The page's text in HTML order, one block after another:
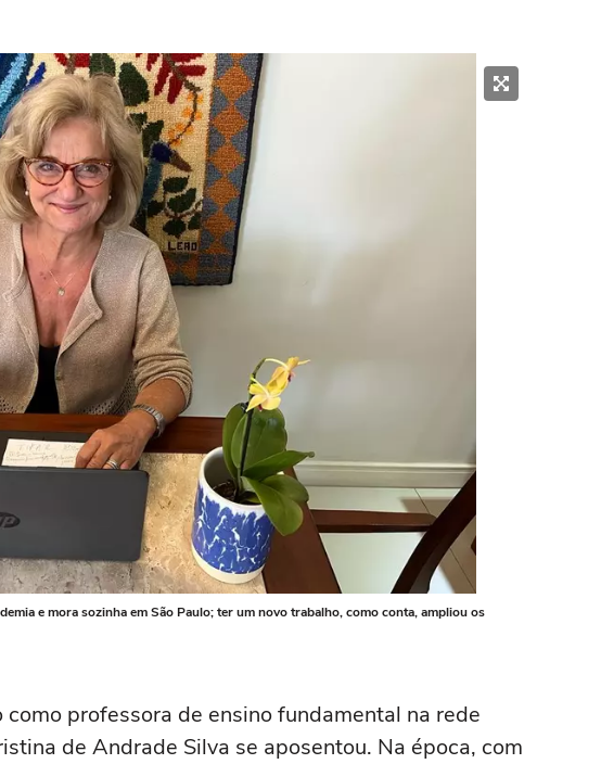
e mora sozinha em São Paulo; ter um novo trabalho, como conta, ampliou os
professora de ensino fundamental na rede
de Andrade Silva se aposentou. Na época, com